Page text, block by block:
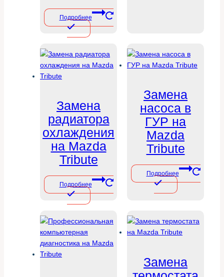
Подробнее
Замена
радиатора
охлаждения
на Mazda
Tribute
Подробнее
Замена
насоса в
ГУР на
Mazda
Tribute
Подробнее
Замена